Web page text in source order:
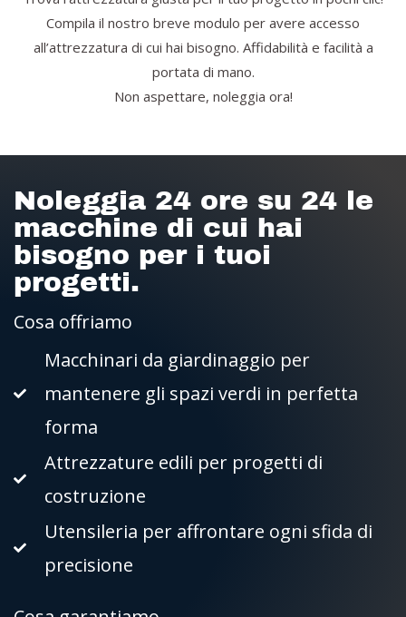
Compila il nostro breve modulo per avere accesso
all’attrezzatura di cui hai bisogno. Affidabilità e facilità a
portata di mano.
Non aspettare, noleggia ora!
Noleggia 24 ore su 24 le
macchine di cui hai
bisogno per i tuoi
progetti.
Cosa offriamo
Macchinari da giardinaggio per
mantenere gli spazi verdi in perfetta
forma
Attrezzature edili per progetti di
costruzione
Utensileria per affrontare ogni sfida di
precisione